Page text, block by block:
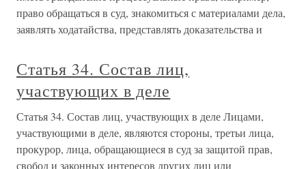
право обращаться в суд, знакомиться с материалами дела,
заявлять ходатайства, представлять доказательства и
Статья 34. Состав лиц,
участвующих в деле
Статья 34. Состав лиц, участвующих в деле Лицами,
участвующими в деле, являются стороны, третьи лица,
прокурор, лица, обращающиеся в суд за защитой прав,
свобод и законных интересов других лиц или